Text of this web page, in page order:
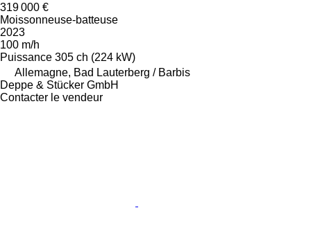
319 000 €
Moissonneuse-batteuse
2023
100 m/h
Puissance 305 ch (224 kW)
Allemagne, Bad Lauterberg / Barbis
Deppe & Stücker GmbH
Contacter le vendeur